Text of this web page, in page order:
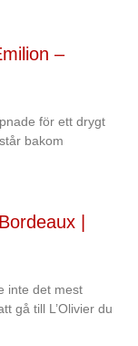
–
för ett drygt
bakom
|
inte det mest
gå till L’Olivier du